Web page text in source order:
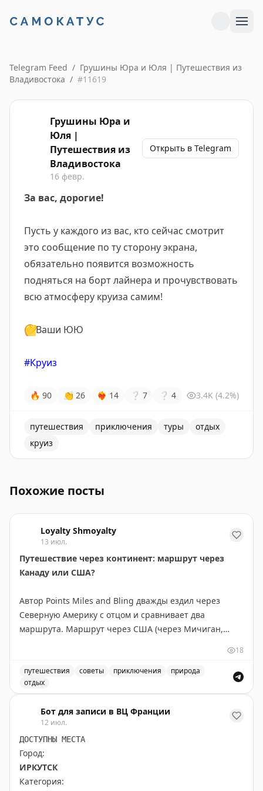
Telegram Feed / Грушины Юра и Юля | Путешествия из
Владивостока / #11619
Грушины Юра и
Юля |
Путешествия из
Владивостока
16 февр.
Открыть в Telegram
За вас, дорогие!
Пусть у каждого из вас, кто сейчас смотрит
это сообщение по ту сторону экрана,
обязательно появится возможность
подняться на борт лайнера и прочувствовать
всю атмосферу круиза самим!
💛Ваши ЮЮ
#Круиз
🔥 90 👏 26 ❤‍🔥 14 ❔ 7 ❔ 4 3.4K (4.2%)
путешествия приключения туры
отдых
круиз
Похожие посты
Loyalty Shmoyalty
13 июл.
Путешествие через континент: маршрут через
Канаду или США?
Автор Points Miles and Bling дважды ездил через
Северную Америку с отцом и сравнивает два
маршрута. Маршрут через США (через Мичиган,
экономнее по топливу — идеален, если спешите. Но
главное открытие — это не пейзажи, а люди и
неожиданные остановки. В маленьком городке
номер, а ужин превратился в экскурсию по винному
погребу. Канадский маршрут длиннее, но предлагает
более продолжительные красивые виды: озера и леса
Северного Онтарио, Канадские Скалистые горы.
Совет: если едите ради пейзажей — выбирайте
Канаду и выделите 5-6 дней, посетив малые города
18
путешествия советы приключения
природа
отдых
Бот для записи в ВЦ Франции
12 июл.
ДОСТУПНЫ МЕСТА
Город:
ИРКУТСК
Категория: